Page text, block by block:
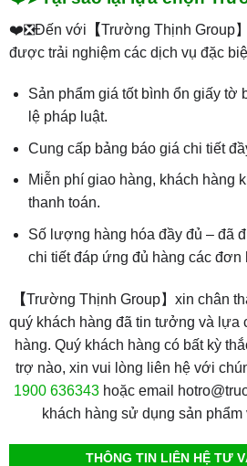
❤️❎Đến với 【Trường Thịnh Group
được trải nghiệm các dịch vụ đặc
Sản phẩm giá tốt bình ổn giấy tờ
lệ pháp luật.
Cung cấp bảng báo giá chi tiết
Miễn phí giao hàng, khách hàng
thanh toán.
Số lượng hàng hóa đầy đủ – đã
chi tiết đáp ứng đủ hàng các
【Trường Thịnh Group】xin chân
quý khách hàng đã tin tưởng và lựa
hàng. Quý khách hàng có bất kỳ
trợ nào, xin vui lòng liên hệ với
1900 636343 hoặc email
khách hàng sử dụng sản phẩm
THÔNG TIN LIÊN HỆ TƯ